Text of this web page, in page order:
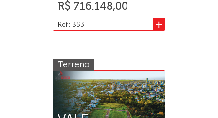
R$ 716.148,00
+
Ref.: 853
Terreno